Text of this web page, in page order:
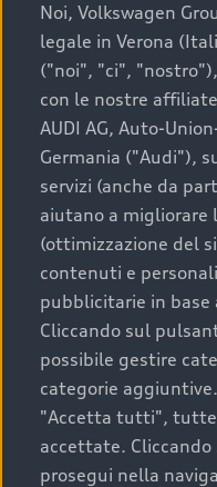
Noi, Volkswagen
legale in Verona
("noi", "ci",
con le nostre
AUDI AG, Auto-
Germania ("Audi"),
servizi (anche da
aiutano a migliorare
(ottimizzazione del
contenuti e
pubblicitarie in
Cliccando sul
possibile gestire
categorie
"Accetta tutti", tutte
accettate.
prosegui nella